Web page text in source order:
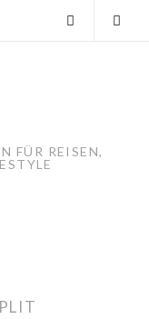
FÜR REISEN,